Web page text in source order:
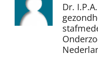
Auteurs
TDT Overzicht
Dr.